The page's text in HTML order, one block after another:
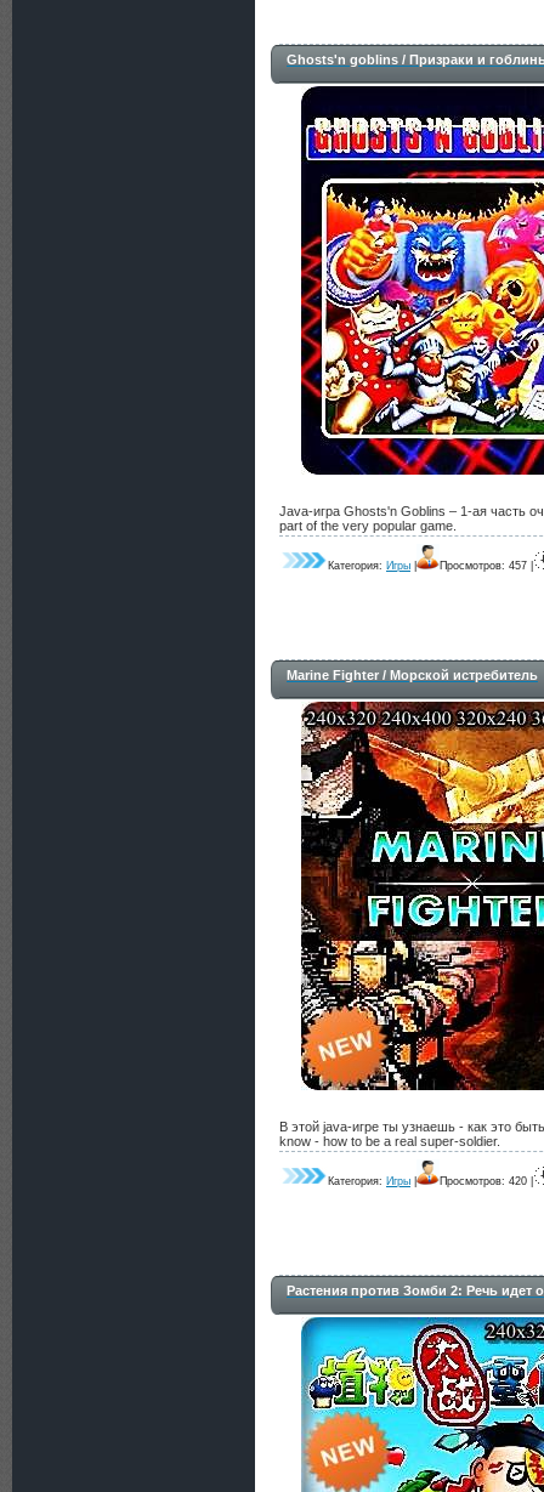
Ghosts'n goblins / Призраки и
Java-игра Ghosts'n Goblins – 1-ая часть
part of the very popular game.
Категория: Игры Просмотров: 457 |
Marine Fighter / Морской истребитель
В этой java-игре ты узнаешь - как это
know - how to be a real super-soldier.
Категория: Игры Просмотров: 420 |
Растения против Зомби 2: Речь идет